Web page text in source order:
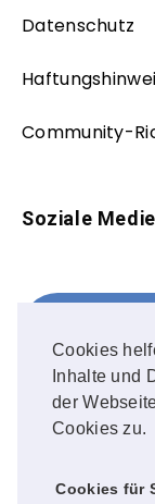
Cookies
Inhalte und
der
Cookies zu.
Cookies für
Datenschutz
Community-
Soziale
FOLLOW ME!
OUR PHOTOS!